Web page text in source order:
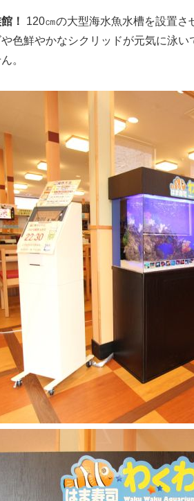
！
120㎝の大型海水魚水槽を設置さ
色鮮やかなシクリッドが元気に泳
ん。